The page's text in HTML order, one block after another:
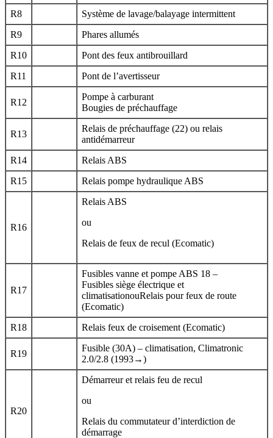
R8
Système de lavage/balayage intermittent
R9
Phares allumés
R10
Pont des feux antibrouillard
R11
Pont de l’avertisseur
R12
Pompe à carburant
Bougies de préchauffage
R13
Relais de préchauffage (22) ou relais
antidémarreur
R14
Relais ABS
R15
Relais pompe hydraulique ABS
R16
Relais ABS
ou
Relais de feux de recul (Ecomatic)
R17
Fusibles vanne et pompe ABS 18 –
Fusibles siège électrique et
climatisationouRelais pour feux de route
(Ecomatic)
R18
Relais feux de croisement (Ecomatic)
R19
Fusible (30A) – climatisation, Climatronic
2.0/2.8 (1993→)
R20
Démarreur et relais feu de recul
ou
Relais du commutateur d’interdiction de
démarrage